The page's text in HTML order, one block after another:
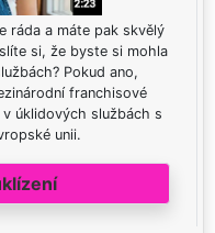
ráda a máte pak skvělý
si, že byste si mohla
Pokud ano,
franchisové
úklidových službách s
unii.